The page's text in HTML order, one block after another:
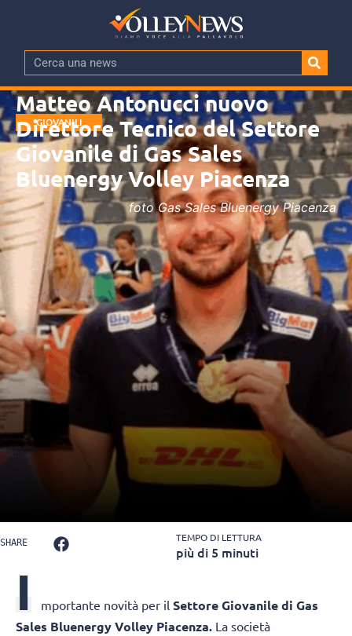
GIOVANILI
Matteo Antonucci nuovo
Direttore Tecnico del Settore
Giovanile di Gas Sales
Bluenergy Volley Piacenza
foto Gas Sales Bluenergy Piacenza
SHARE TEMPO DI LETTURA
più di 5 minuti
I mportante novità per il Settore Giovanile di Gas
Sales Bluenergy Volley Piacenza. La società